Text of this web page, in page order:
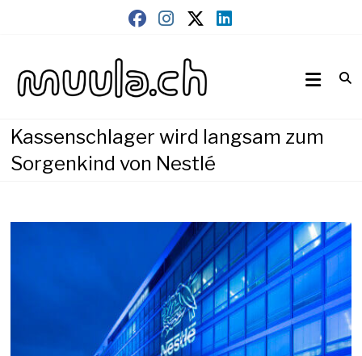
muula.ch
Kassenschlager wird langsam zum
Sorgenkind von Nestlé